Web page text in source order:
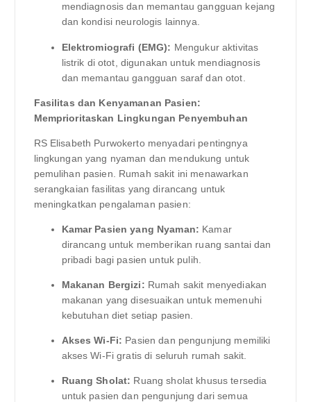
mendiagnosis dan memantau gangguan kejang
dan kondisi neurologis lainnya.
Elektromiografi (EMG): Mengukur aktivitas
listrik di otot, digunakan untuk mendiagnosis
dan memantau gangguan saraf dan otot.
Fasilitas dan Kenyamanan Pasien:
Memprioritaskan Lingkungan Penyembuhan
RS Elisabeth Purwokerto menyadari pentingnya
lingkungan yang nyaman dan mendukung untuk
pemulihan pasien. Rumah sakit ini menawarkan
serangkaian fasilitas yang dirancang untuk
meningkatkan pengalaman pasien:
Kamar Pasien yang Nyaman: Kamar
dirancang untuk memberikan ruang santai dan
pribadi bagi pasien untuk pulih.
Makanan Bergizi: Rumah sakit menyediakan
makanan yang disesuaikan untuk memenuhi
kebutuhan diet setiap pasien.
Akses Wi-Fi: Pasien dan pengunjung memiliki
akses Wi-Fi gratis di seluruh rumah sakit.
Ruang Sholat: Ruang sholat khusus tersedia
untuk pasien dan pengunjung dari semua